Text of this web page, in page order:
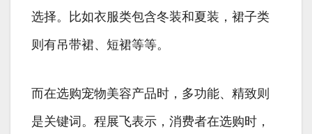
选择。比如衣服类包含冬装和夏装，裙子类
则有吊带裙、短裙等等。
而在选购宠物美容产品时，多功能、精致则
是关键词。程展飞表示，消费者在选购时，